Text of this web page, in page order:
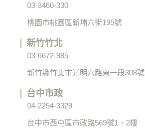
03-3460-330
桃園市桃園區新埔六街195號
新竹竹北
03-6672-985
新竹縣竹北市光明六路東一段308號
台中市政
04-2254-3329
台中市西屯區市政路569號1、2樓